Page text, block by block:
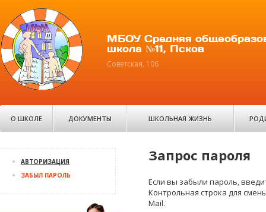
МБОУ Средняя
школа №11, Псков
Советская, 106
О ШКОЛЕ ДОКУМЕНТЫ ШКОЛЬНАЯ ЖИЗНЬ
Запрос пароля
Если вы забыли пароль,
Контрольная строка для
Mail.
АВТОРИЗАЦИЯ
ЗАБЫЛ ПАРОЛЬ